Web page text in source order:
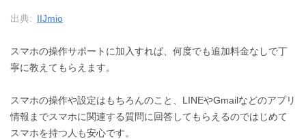
出典: IIJmio
スマホの操作サポートに加入すれば、何度でも追加料金なしで丁
寧に教えてもらえます。
スマホの操作や設定はもちろんのこと、LINEやGmailなどのアプリ
情報までスマホに関連する質問に回答してもらえるのではじめて
スマホを持つ人も安心です。